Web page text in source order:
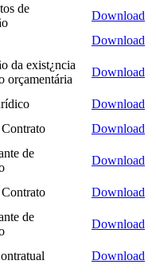
de
Download
Download
da exist¿ncia
orçamentária
Download
Download
Download
de
Download
Download
de
Download
Download